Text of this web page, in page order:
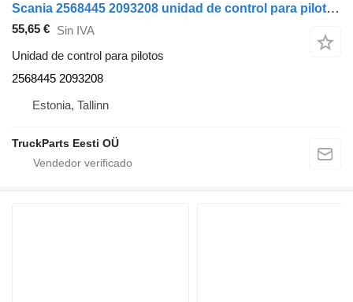
Scania 2568445 2093208 unidad de control para pilotos para Scania L,P,G,R,S-series (2016-) cabeza tractora
55,65 € Sin IVA
Unidad de control para pilotos
2568445 2093208
Estonia, Tallinn
TruckParts Eesti OÜ